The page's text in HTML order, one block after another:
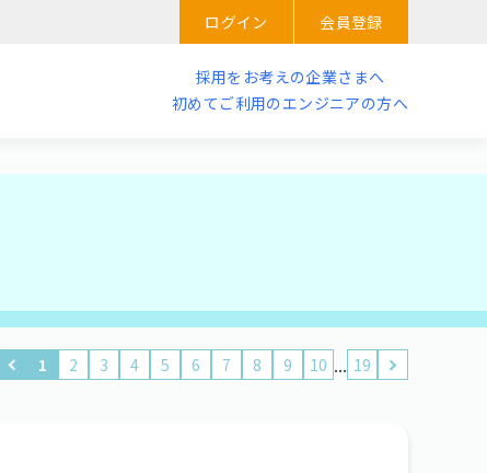
ログイン
会員登録
採用をお考えの企業さまへ
初めてご利用のエンジニアの方へ
1 2 3 4 5 6 7 8 9 10 ... 19